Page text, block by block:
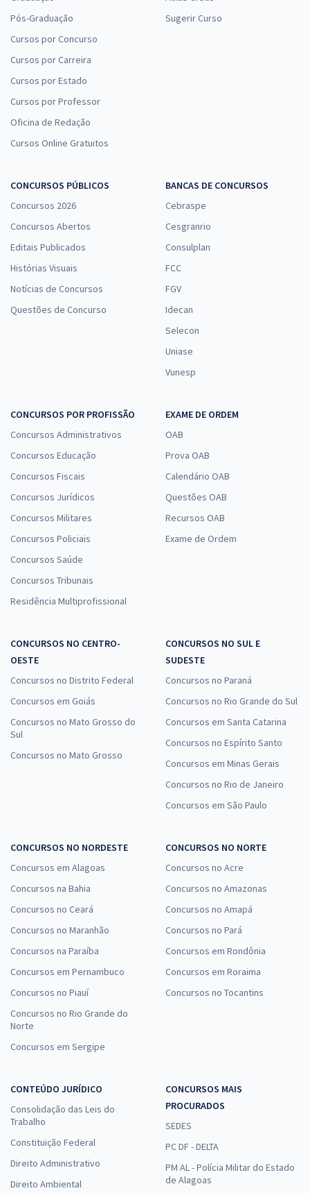
Pós-Graduação
Cursos por Concurso
Cursos por Carreira
Cursos por Estado
Cursos por Professor
Oficina de Redação
Cursos Online Gratuitos
Sugerir Curso
CONCURSOS PÚBLICOS
Concursos 2026
Concursos Abertos
Editais Publicados
Histórias Visuais
Notícias de Concursos
Questões de Concurso
BANCAS DE CONCURSOS
Cebraspe
Cesgranrio
Consulplan
FCC
FGV
Idecan
Selecon
Uniase
Vunesp
CONCURSOS POR PROFISSÃO
Concursos Administrativos
Concursos Educação
Concursos Fiscais
Concursos Jurídicos
Concursos Militares
Concursos Policiais
Concursos Saúde
Concursos Tribunais
Residência Multiprofissional
EXAME DE ORDEM
OAB
Prova OAB
Calendário OAB
Questões OAB
Recursos OAB
Exame de Ordem
CONCURSOS NO CENTRO-
OESTE
Concursos no Distrito Federal
Concursos em Goiás
Concursos no Mato Grosso do
Sul
Concursos no Mato Grosso
CONCURSOS NO SUL E
SUDESTE
Concursos no Paraná
Concursos no Rio Grande do Sul
Concursos em Santa Catarina
Concursos no Espírito Santo
Concursos em Minas Gerais
Concursos no Rio de Janeiro
Concursos em São Paulo
CONCURSOS NO NORDESTE
Concursos em Alagoas
Concursos na Bahia
Concursos no Ceará
Concursos no Maranhão
Concursos na Paraíba
Concursos em Pernambuco
Concursos no Piauí
Concursos no Rio Grande do
Norte
Concursos em Sergipe
CONCURSOS NO NORTE
Concursos no Acre
Concursos no Amazonas
Concursos no Amapá
Concursos no Pará
Concursos em Rondônia
Concursos em Roraima
Concursos no Tocantins
CONTEÚDO JURÍDICO
Consolidação das Leis do
Trabalho
Constituição Federal
Direito Administrativo
Direito Ambiental
CONCURSOS MAIS
PROCURADOS
SEDES
PC DF - DELTA
PM AL - Polícia Militar do Estado
de Alagoas